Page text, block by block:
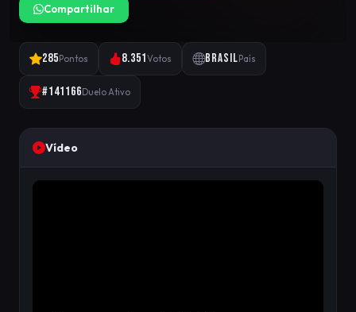
Compartilhar
285 Pontos 8.351Votos Brasil País
#141166 Duelo Ativo
Vídeo